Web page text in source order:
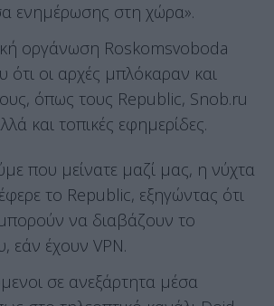
ενημέρωσης στη χώρα».
οργάνωση Roskomsvoboda
ότι οι αρχές μπλόκαραν και
όπως τους Republic, Snob.ru
και τοπικές εφημερίδες.
που μείνατε μαζί μας, η νύχτα
το Republic, εξηγώντας ότι
να διαβάζουν το
εάν έχουν VPN.
σε ανεξάρτητα μέσα